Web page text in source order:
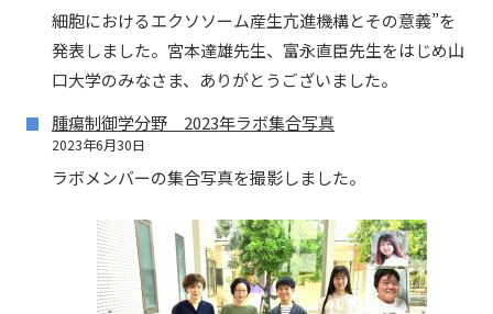
細胞におけるエクソソーム産生亢進機構とその意義”を
発表しました。宮本達雄先生、富永直臣先生をはじめ山
口大学のみなさま、ありがとうございました。
腫瘍制御学分野 2023年ラボ集合写真
2023年6月30日
ラボメンバーの集合写真を撮影しました。